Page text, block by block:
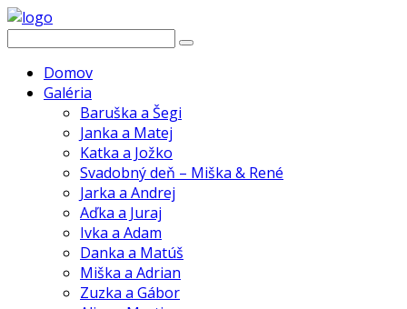
Domov
Galéria
Baruška a Šegi
Janka a Matej
Katka a Jožko
Svadobný deň – Miška & René
Jarka a Andrej
Aďka a Juraj
Ivka a Adam
Danka a Matúš
Miška a Adrian
Zuzka a Gábor